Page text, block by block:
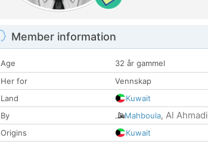
Member information
Age
32 år gammel
Her for
Vennskap
Land
Kuwait
By
Mahboula, Al Ahmadi
Origins
Kuwait